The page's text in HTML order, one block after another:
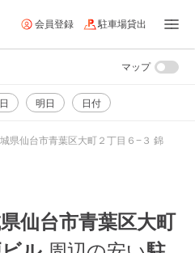
会員登録 駐車場貸出
明日 日付
マップ
県仙台市青葉区大町２丁目６−３ 錦
仙台市青葉区大町